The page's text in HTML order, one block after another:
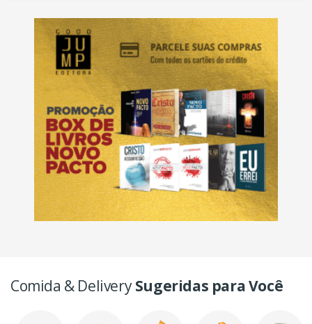
Comida & DeliverySugeridas para Você